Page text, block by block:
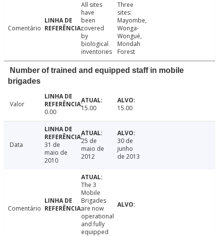
Comentário
All sites
have
been
covered
by
biological
inventories
Three
sites:
Mayombe,
Wonga-
Wongué,
Mondah
Forest
Number of trained and equipped staff in mobile
brigades
Valor
0.00
15.00 15.00
Data
31 de
maio de
2010
25 de
maio de
2012
30 de
junho
de 2013
Comentário
The 3
Mobile
Brigades
are now
operational
and fully
equipped